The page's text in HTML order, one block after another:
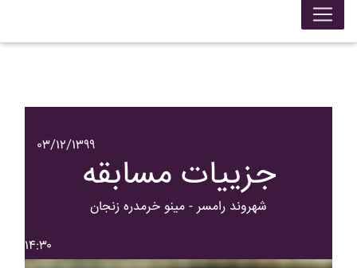
۰۳/۱۲/۱۳۹۹
جزییات مسابقه
شهروند رامسر - مينو خرمدره زنجان
۱۴:۳۰